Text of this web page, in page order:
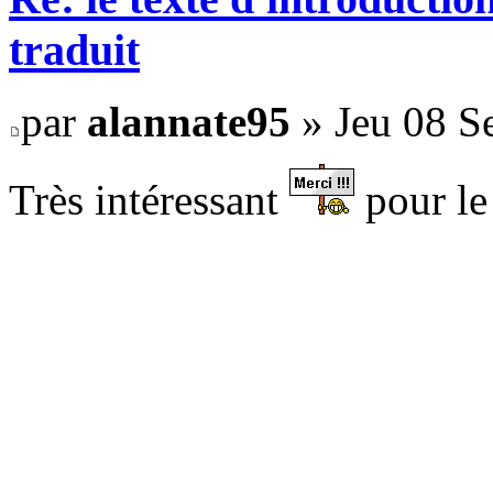
traduit
par alannate95 » Jeu 08
Très intéressant
pour